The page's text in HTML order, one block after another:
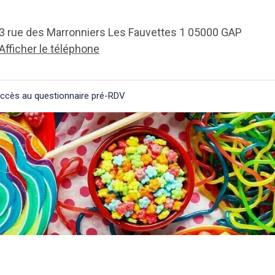
rue des Marronniers Les Fauvettes 1 05000 GAP
le téléphone
au questionnaire pré-RDV